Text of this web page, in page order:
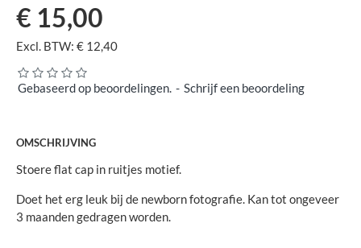
Gebaseerd op beoordelingen. - Schrijf een beoordeling
€ 15,00
Excl. BTW: € 12,40
OMSCHRIJVING
Stoere flat cap in ruitjes motief.
Doet het erg leuk bij de newborn fotografie. Kan tot ongeveer
3 maanden gedragen worden.